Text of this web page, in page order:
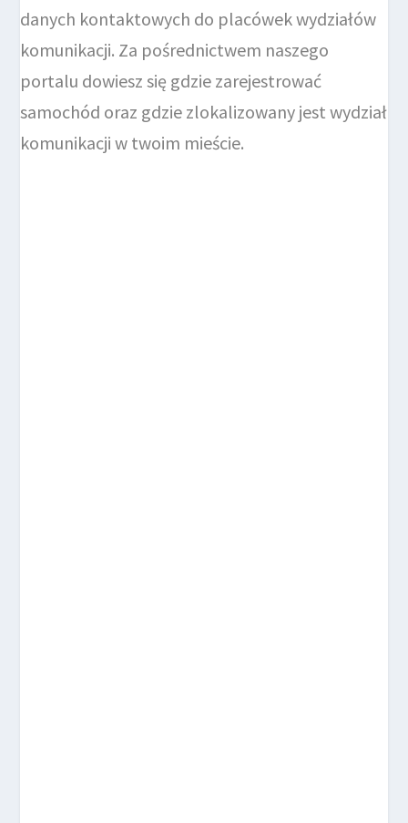
danych kontaktowych do placówek wydziałów
komunikacji. Za pośrednictwem naszego
portalu dowiesz się gdzie zarejestrować
samochód oraz gdzie zlokalizowany jest wydział
komunikacji w twoim mieście.